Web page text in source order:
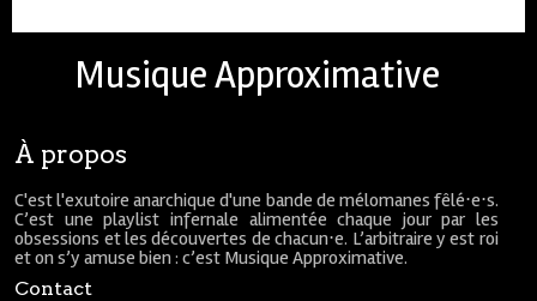
Musique Approximative
À propos
C'est l'exutoire anarchique d'une bande de mélomanes fêlé⋅e⋅s.
C’est une playlist infernale alimentée chaque jour par les
obsessions et les découvertes de chacun⋅e. L’arbitraire y est roi
et on s’y amuse bien : c’est Musique Approximative.
Contact